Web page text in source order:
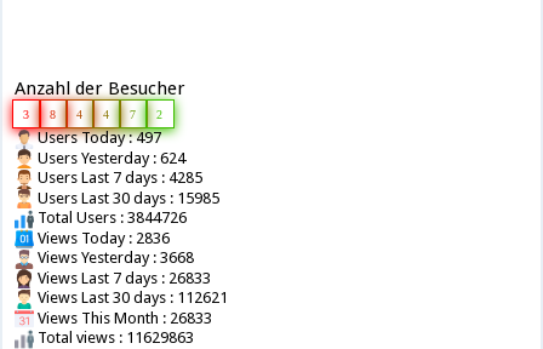
Anzahl der Besucher
3 8 4 4 7 2
Users Today : 497
Users Yesterday : 624
Users Last 7 days : 4285
Users Last 30 days : 15985
Total Users : 3844726
Views Today : 2836
Views Yesterday : 3668
Views Last 7 days : 26833
Views Last 30 days : 112621
Views This Month : 26833
Total views : 11629863